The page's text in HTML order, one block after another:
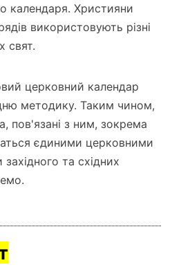
календаря. Християни
використовують різні
свят.
церковний календар
методику. Таким чином,
пов'язані з ним, зокрема
єдиними церковними
та східних